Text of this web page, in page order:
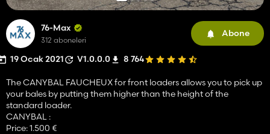
76-Max
312 aboneleri
Abone
19 Ocak 2021 V1.0.0.0 8 764
The CANYBAL FAUCHEUX for front loaders allows you to pick up
your bales by putting them higher than the height of the
standard loader.
CANYBAL :
Price: 1.500 €